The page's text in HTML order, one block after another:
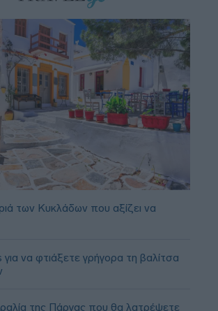
των Κυκλάδων που αξίζει να
να φτιάξετε γρήγορα τη βαλίτσα
της Πάργας που θα λατρέψετε